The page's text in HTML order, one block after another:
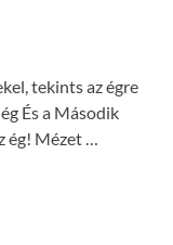
tekints az égre
És a Második
ég! Mézet …